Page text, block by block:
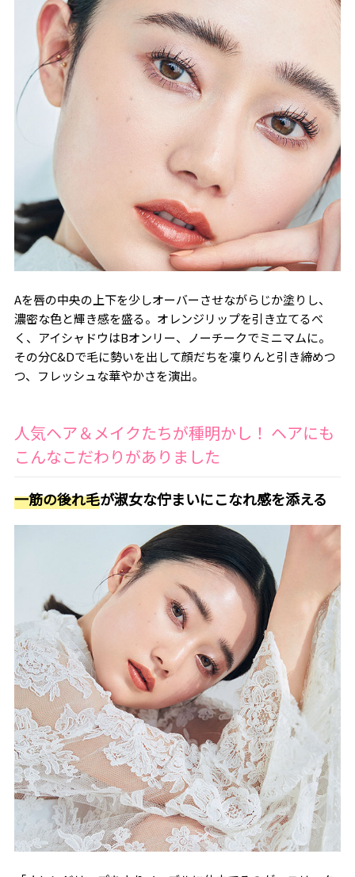
Aを唇の中央の上下を少しオーバーさせながらじか塗りし、
濃密な色と輝き感を盛る。オレンジリップを引き立てるべ
く、アイシャドウはBオンリー、ノーチークでミニマムに。
その分C&Dで毛に勢いを出して顔だちを凜りんと引き締めつ
つ、フレッシュな華やかさを演出。
人気ヘア＆メイクたちが種明かし！ ヘアにも
こんなこだわりがありました
一筋の後れ毛が淑女な佇まいにこなれ感を添える